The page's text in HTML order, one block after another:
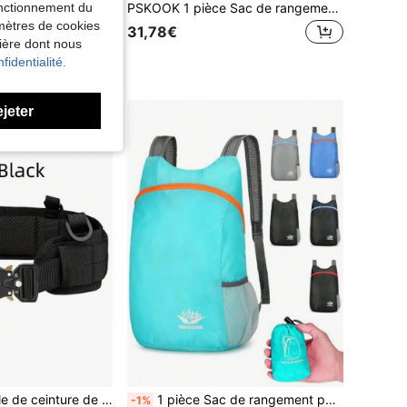
100L camouflage sac de randonnée extérieur unisexe
PSKOOK 1 pièce Sac de rangement de camping extra large 30 L, boîte pliable avec 3 séparateurs réglables, fond imperméable, robuste, sac uniquement, sans accessoires de sac à dos inclus
31,78€
2 pièces Ensemble de ceinture de taille tactique MOLLE, avec boucle à dégagement rapide, ceinture militaire réglable, ceinture de taille modulaire MOLLE rembourrée de mousse respirante détachable, sac de taille, convient pour la Fête des Pères, le camping, l'usage militaire -1% 1 pièce Sac de rangement portable, pliable, super léger, imperméable à l'eau, sac à dos pour les voyages, les activités en plein air et les sports
du
de cookies
dont nous